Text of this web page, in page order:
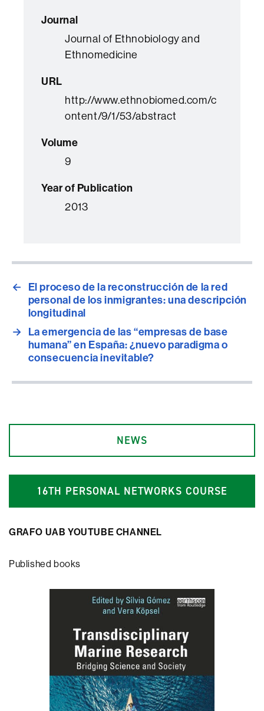
Journal
Journal of Ethnobiology and
Ethnomedicine
URL
http://www.ethnobiomed.com/c
ontent/9/1/53/abstract
Volume
9
Year of Publication
2013
←
El proceso de la reconstrucción de la red
personal de los inmigrantes: una descripción
longitudinal
→ La emergencia de las “empresas de base
humana” en España: ¿nuevo paradigma o
consecuencia inevitable?
NEWS
16TH PERSONAL NETWORKS COURSE
GRAFO UAB YOUTUBE CHANNEL
Published books